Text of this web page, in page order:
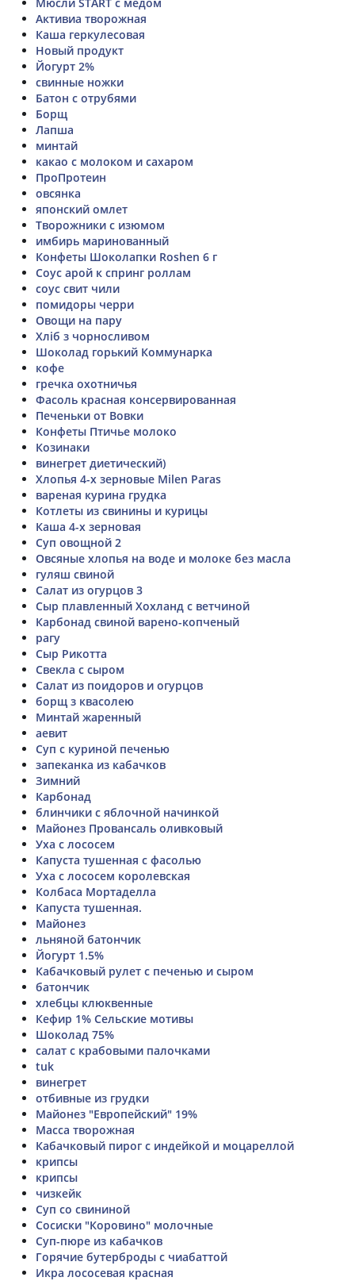
Активиа творожная
Каша геркулесовая
Новый продукт
Йогурт 2%
свинные ножки
Батон с отрубями
Борщ
Лапша
минтай
какао с молоком и сахаром
ПроПротеин
овсянка
японский омлет
Творожники с изюмом
имбирь маринованный
Конфеты Шоколапки Roshen 6 г
Соус арой к спринг роллам
соус свит чили
помидоры черри
Овощи на пару
Хліб з чорносливом
Шоколад горький Коммунарка
кофе
гречка охотничья
Фасоль красная консервированная
Печеньки от Вовки
Конфеты Птичье молоко
Козинаки
винегрет диетический)
Хлопья 4-х зерновые Milen Paras
вареная курина грудка
Котлеты из свинины и курицы
Каша 4-х зерновая
Суп овощной 2
Овсяные хлопья на воде и молоке без масла
гуляш свиной
Салат из огурцов 3
Сыр плавленный Хохланд с ветчиной
Карбонад свиной варено-копченый
рагу
Сыр Рикотта
Свекла с сыром
Салат из поидоров и огурцов
борщ з квасолею
Минтай жаренный
аевит
Суп с куриной печенью
запеканка из кабачков
Зимний
Карбонад
блинчики с яблочной начинкой
Майонез Провансаль оливковый
Уха с лососем
Капуста тушенная с фасолью
Уха с лососем королевская
Колбаса Мортаделла
Капуста тушенная.
Майонез
льняной батончик
Йогурт 1.5%
Кабачковый рулет с печенью и сыром
батончик
хлебцы клюквенные
Кефир 1% Сельские мотивы
Шоколад 75%
салат с крабовыми палочками
tuk
винегрет
отбивные из грудки
Майонез "Европейский" 19%
Масса творожная
Кабачковый пирог с индейкой и моцареллой
крипсы
крипсы
чизкейк
Суп со свининой
Сосиски "Коровино" молочные
Суп-пюре из кабачков
Горячие бутерброды с чиабаттой
Икра лососевая красная